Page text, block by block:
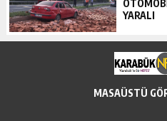
YARALI
MASAÜSTÜ